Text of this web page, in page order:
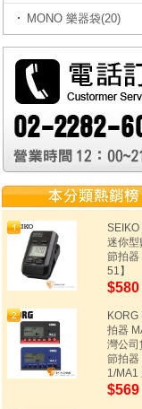
MONO 樂器袋(20)
SEIKO
迷你型
節拍器
51】
$580
KORG
拍器
灣公司
節拍器
1/MA1
$569